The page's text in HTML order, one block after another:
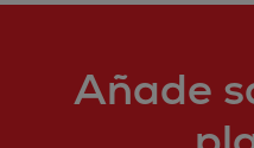
Añade